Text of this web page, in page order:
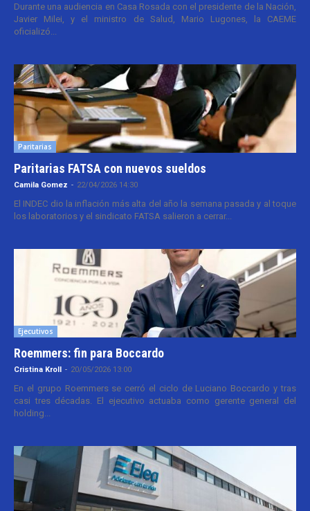
Durante una audiencia en Casa Rosada con el presidente de la Nación,
Javier Milei, y el ministro de Salud, Mario Lugones, la CAEME
oficializó...
Paritarias
Paritarias FATSA con nuevos sueldos
Camila Gomez - 22/04/2026 14:30
El INDEC dio la inflación más alta del año la semana pasada y al toque
los laboratorios y el sindicato FATSA salieron a cerrar...
Ejecutivos
Roemmers: fin para Boccardo
Cristina Kroll - 20/05/2026 13:00
En el grupo Roemmers se cerró el ciclo de Luciano Boccardo y tras
casi tres décadas. El ejecutivo actuaba como gerente general del
holding...